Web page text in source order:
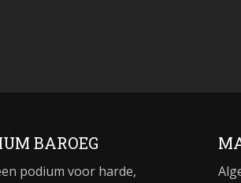
BAROEG
podium voor harde,